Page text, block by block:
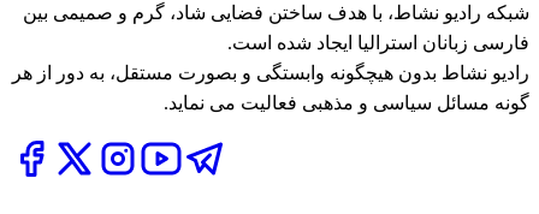
شبکه رادیو نشاط، با هدف ساختن فضایی شاد، گرم و صمیمی بین
فارسی زبانان استرالیا ایجاد شده است.
رادیو نشاط بدون هیچگونه وابستگی و بصورت مستقل، به دور از هر
گونه مسائل سیاسی و مذهبی فعالیت می نماید.